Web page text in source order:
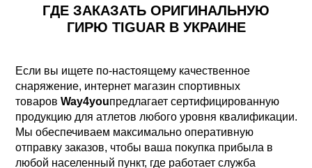
ГДЕ ЗАКАЗАТЬ ОРИГИНАЛЬНУЮ
ГИРЮ TIGUAR В УКРАИНЕ
Если вы ищете по-настоящему качественное
снаряжение, интернет магазин спортивных
товаров Way4youпредлагает сертифицированную
продукцию для атлетов любого уровня квалификации.
Мы обеспечиваем максимально оперативную
отправку заказов, чтобы ваша покупка прибыла в
любой населенный пункт, где работает служба